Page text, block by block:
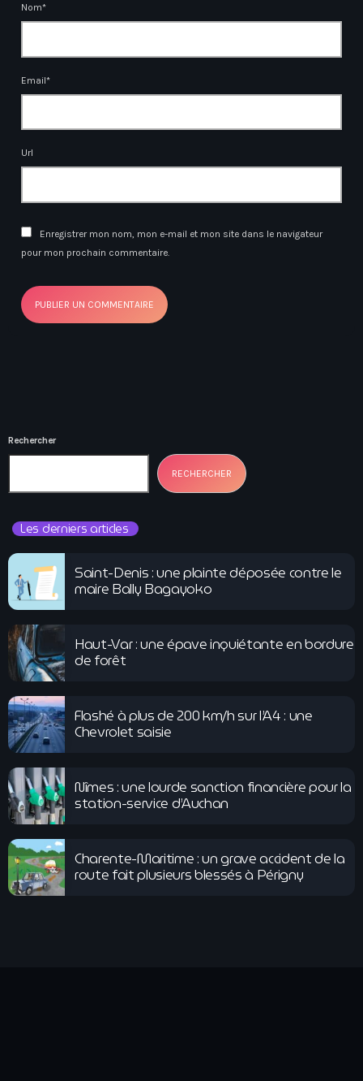
Nom*
Email*
Url
Enregistrer mon nom, mon e-mail et mon site dans le navigateur
pour mon prochain commentaire.
Rechercher
RECHERCHER
Les derniers articles
Saint-Denis : une plainte déposée contre le
maire Bally Bagayoko
Haut-Var : une épave inquiétante en bordure
de forêt
Flashé à plus de 200 km/h sur l’A4 : une
Chevrolet saisie
Nîmes : une lourde sanction financière pour la
station-service d’Auchan
Charente-Maritime : un grave accident de la
route fait plusieurs blessés à Périgny